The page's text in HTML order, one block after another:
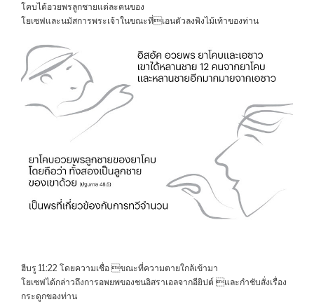
โคบได้อวยพรลูกชายแต่ละคนของ
โยเซฟและนมัสการพระเจ้าในขณะที่เอนตัวลงพิงไม้เท้าของท่าน
ฮีบรู 11:22 โดยความเชื่อ ขณะที่ความตายใกล้เข้ามา
โยเซฟได้กล่าวถึงการอพยพของชนอิสราเอลจากอียิปต์ และกำชับสั่งเรื่อง
กระดูกของท่าน